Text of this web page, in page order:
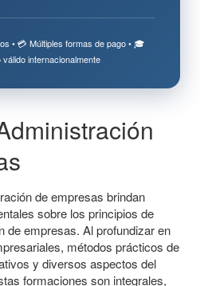
• 💳 Múltiples formas de pago • 🎓
internacionalmente
de empresas brindan
sobre los principios de
de empresas. Al profundizar en
métodos prácticos de
y diversos aspectos del
formaciones son integrales,